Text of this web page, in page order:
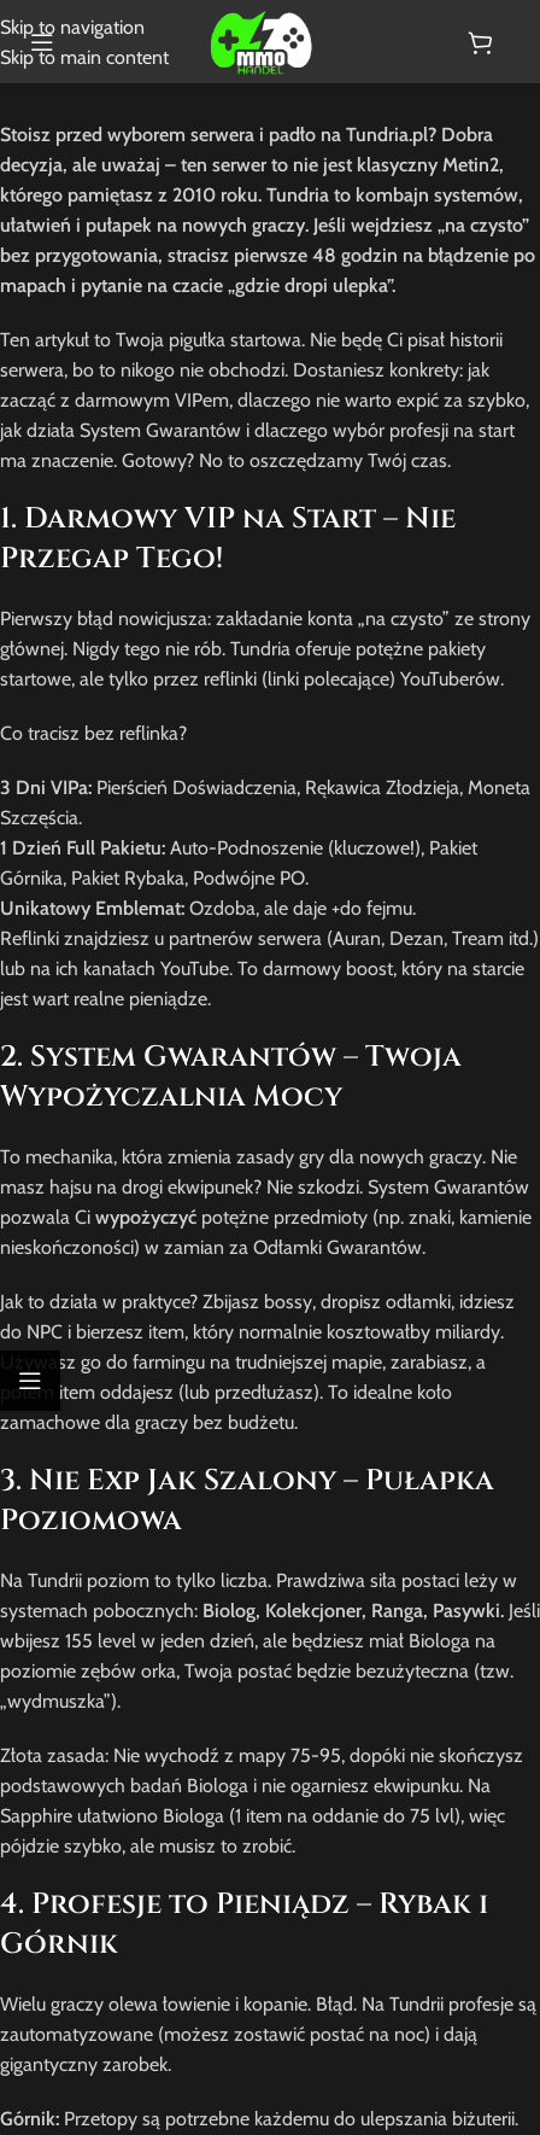
Skip to navigation
Skip to main content
Stoisz przed wyborem serwera i padło na Tundria.pl? Dobra
decyzja, ale uważaj – ten serwer to nie jest klasyczny Metin2,
którego pamiętasz z 2010 roku. Tundria to kombajn systemów,
ułatwień i pułapek na nowych graczy. Jeśli wejdziesz „na czysto”
bez przygotowania, stracisz pierwsze 48 godzin na błądzenie po
mapach i pytanie na czacie „gdzie dropi ulepka”.
Ten artykuł to Twoja pigułka startowa. Nie będę Ci pisał historii
serwera, bo to nikogo nie obchodzi. Dostaniesz konkrety: jak
zacząć z darmowym VIPem, dlaczego nie warto expić za szybko,
jak działa System Gwarantów i dlaczego wybór profesji na start
ma znaczenie. Gotowy? No to oszczędzamy Twój czas.
1. Darmowy VIP na Start – Nie
Przegap Tego!
Pierwszy błąd nowicjusza: zakładanie konta „na czysto” ze strony
głównej. Nigdy tego nie rób. Tundria oferuje potężne pakiety
startowe, ale tylko przez reflinki (linki polecające) YouTuberów.
Co tracisz bez reflinka?
3 Dni VIPa: Pierścień Doświadczenia, Rękawica Złodzieja, Moneta
Szczęścia.
1 Dzień Full Pakietu: Auto-Podnoszenie (kluczowe!), Pakiet
Górnika, Pakiet Rybaka, Podwójne PO.
Unikatowy Emblemat: Ozdoba, ale daje +do fejmu.
Reflinki znajdziesz u partnerów serwera (Auran, Dezan, Tream itd.)
lub na ich kanałach YouTube. To darmowy boost, który na starcie
jest wart realne pieniądze.
2. System Gwarantów – Twoja
Wypożyczalnia Mocy
To mechanika, która zmienia zasady gry dla nowych graczy. Nie
masz hajsu na drogi ekwipunek? Nie szkodzi. System Gwarantów
pozwala Ci wypożyczyć potężne przedmioty (np. znaki, kamienie
nieskończoności) w zamian za Odłamki Gwarantów.
Jak to działa w praktyce? Zbijasz bossy, dropisz odłamki, idziesz
do NPC i bierzesz item, który normalnie kosztowałby miliardy.
Używasz go do farmingu na trudniejszej mapie, zarabiasz, a
potem item oddajesz (lub przedłużasz). To idealne koło
zamachowe dla graczy bez budżetu.
3. Nie Exp Jak Szalony – Pułapka
Poziomowa
Na Tundrii poziom to tylko liczba. Prawdziwa siła postaci leży w
systemach pobocznych: Biolog, Kolekcjoner, Ranga, Pasywki. Jeśli
wbijesz 155 level w jeden dzień, ale będziesz miał Biologa na
poziomie zębów orka, Twoja postać będzie bezużyteczna (tzw.
„wydmuszka”).
Złota zasada: Nie wychodź z mapy 75-95, dopóki nie skończysz
podstawowych badań Biologa i nie ogarniesz ekwipunku. Na
Sapphire ułatwiono Biologa (1 item na oddanie do 75 lvl), więc
pójdzie szybko, ale musisz to zrobić.
4. Profesje to Pieniądz – Rybak i
Górnik
Wielu graczy olewa łowienie i kopanie. Błąd. Na Tundrii profesje są
zautomatyzowane (możesz zostawić postać na noc) i dają
gigantyczny zarobek.
Górnik: Przetopy są potrzebne każdemu do ulepszania biżuterii.